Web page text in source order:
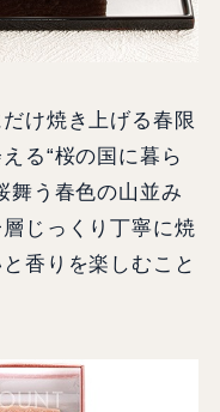
け焼き上げる春限
る“桜の国に暮ら
舞う春色の山並み
じっくり丁寧に焼
香りを楽しむこと